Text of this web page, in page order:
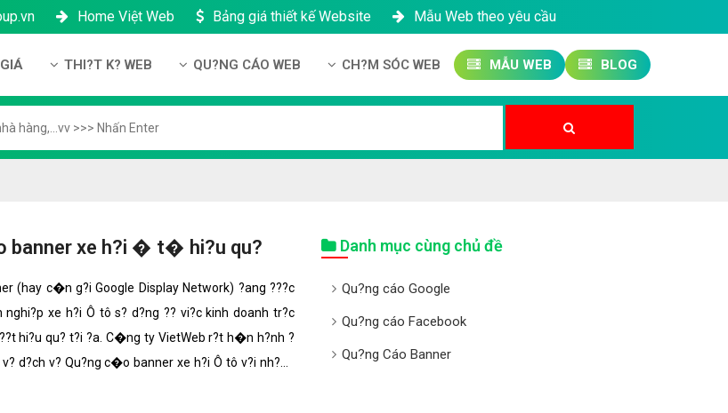
Home Việt Web Bảng giá thiết kế Website Mẫu Web theo yêu cầu
Hosting
SSL - HTTTS
Email theo tên miền
THI?T K? WEB QU?NG CÁO WEB CH?M SÓC WEB MẪU WEB BLOG
banner xe h?i � t� hi?u qu?
(hay c�n g?i Google Display Network) ?ang ???c
xe h?i Ô tô s? d?ng ?? vi?c kinh doanh tr?c
hi?u qu? t?i ?a. C�ng ty VietWeb r?t h�n h?nh ?
d?ch v? Qu?ng c�o banner xe h?i Ô tô v?i nh?ng
Danh mục cùng chủ đề
Qu?ng cáo Google
Qu?ng cáo Facebook
Qu?ng Cáo Banner